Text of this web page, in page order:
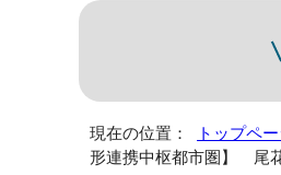
現在の位置： トップペ
形連携中枢都市圏】 尾